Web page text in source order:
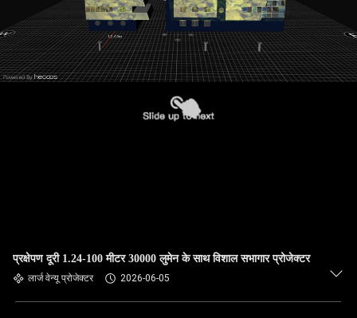
प्रक्षेपण दूरी 1.24-100 मीटर 30000 लुमेन के साथ विशाल सभागार प्रोजेक्टर
लार्ज वेन्यू प्रोजेक्टर 2026-06-05